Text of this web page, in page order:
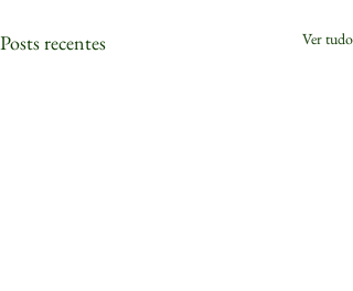
Posts recentes Ver tudo